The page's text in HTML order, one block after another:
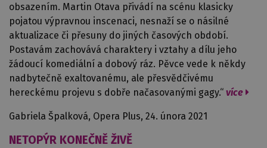
obsazením. Martin Otava přivádí na scénu klasicky
pojatou výpravnou inscenaci, nesnaží se o násilné
aktualizace či přesuny do jiných časových období.
Postavám zachovává charaktery i vztahy a dílu jeho
žádoucí komediální a dobový ráz. Pěvce vede k někdy
nadbytečně exaltovanému, ale přesvědčivému
hereckému projevu s dobře načasovanými gagy.“ více
Gabriela Špalková, Opera Plus, 24. února 2021
NETOPÝR KONEČNĚ ŽIVĚ